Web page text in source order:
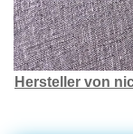
Hersteller von